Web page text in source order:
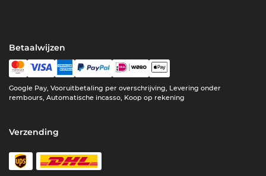
Betaalwijzen
Google Pay, Vooruitbetaling per overschrijving, Levering onder
rembours, Automatische incasso, Koop op rekening
Verzending